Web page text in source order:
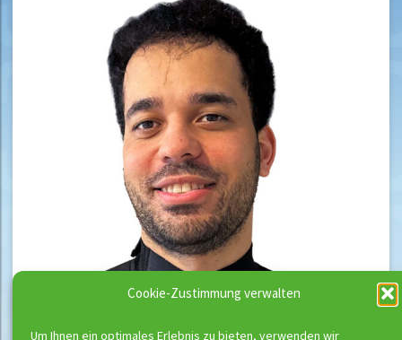
Cookie-Zustimmung verwalten
Um Ihnen ein optimales Erlebnis zu bieten, verwenden wir